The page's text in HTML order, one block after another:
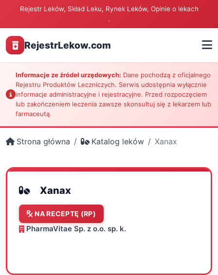
Rejestr Leków, Skład Leku, Rynek Leków, Opinie o lekach
.
RejestrLekow.com
Informacje ze źródeł urzędowych: Dane pochodzą z oficjalnego
Rejestru Produktów Leczniczych. Serwis udostępnia wyłącznie
informacje administracyjne i rejestracyjne. Przed rozpoczęciem
lub zakończeniem leczenia zawsze skonsultuj się z lekarzem lub
farmaceutą.
Strona główna Katalog leków Xanax
Xanax
NA RECEPTĘ (RP)
PharmaVitae Sp. z o.o. sp. k.